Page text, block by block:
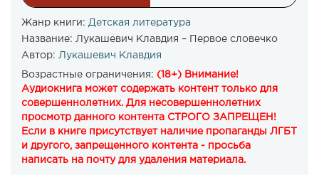
Жанр книги: Детская литература
Название: Лукашевич Клавдия – Первое словечко
Автор: Лукашевич Клавдия
Возрастные ограничения: (18+) Внимание!
Аудиокнига может содержать контент только для
совершеннолетних. Для несовершеннолетних
просмотр данного контента СТРОГО ЗАПРЕЩЕН!
Если в книге присутствует наличие пропаганды ЛГБТ
и другого, запрещенного контента - просьба
написать на почту для удаления материала.